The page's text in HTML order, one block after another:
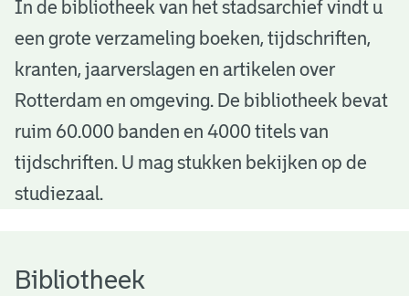
B
b
o
h
In de bibliotheek van het stadsarchief vindt u
een grote verzameling boeken, tijdschriften,
kranten, jaarverslagen en artikelen over
Rotterdam en omgeving. De bibliotheek bevat
ruim 60.000 banden en 4000 titels van
tijdschriften. U mag stukken bekijken op de
studiezaal.
Bibliotheek